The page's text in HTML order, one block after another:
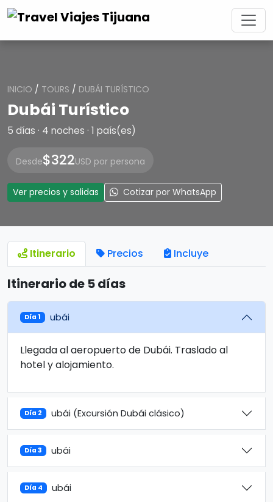
INICIO / TOURS / DUBÁI TURÍSTICO
Dubái Turístico
5 días · 4 noches · 1 país(es)
Desde$322USD por persona
Ver precios y salidas Cotizar por WhatsApp
Itinerario Precios Incluye
Itinerario de 5 días
Día 1 ubái
Llegada al aeropuerto de Dubái. Traslado al
hotel y alojamiento.
Día 2 ubái (Excursión Dubái clásico)
Día 3 ubái
Día 4 ubái